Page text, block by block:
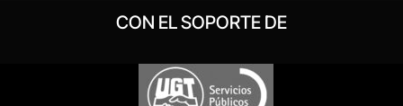
CON EL SOPORTE DE